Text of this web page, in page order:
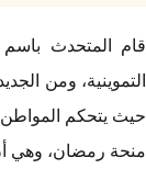
قام المتحدث باسم
التموينية، ومن
حيث يتحكم
منحة رمضان، وهي أن